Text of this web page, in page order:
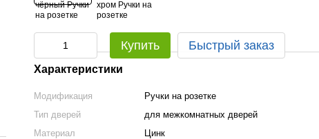
Купить Быстрый заказ
Характеристики
Модификация
Ручки на розетке
Тип дверей
для межкомнатных дверей
Материал
Цинк